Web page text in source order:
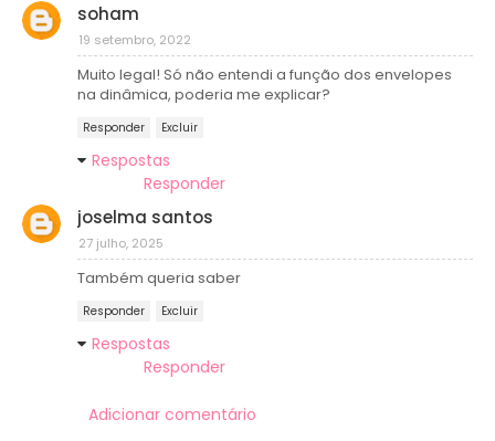
soham
19 setembro, 2022
Muito legal! Só não entendi a função dos envelopes
na dinâmica, poderia me explicar?
Responder Excluir
Respostas
Responder
joselma santos
27 julho, 2025
Também queria saber
Responder Excluir
Respostas
Responder
Adicionar comentário